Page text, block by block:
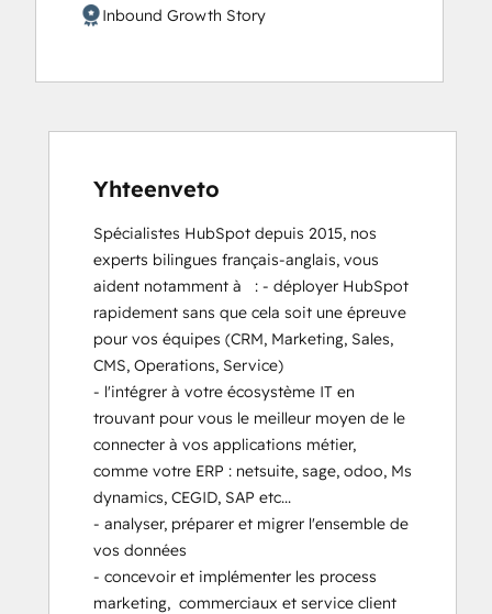
Messaging Tools
HubSpot Reporting
HubSpot Sales Software
HubSpot Solutions Partner
HubSpot Trainer Certification
Inbound Marketing
Inbound Marketing Optimization
Inbound Sales
Marketing Hub Implementation
Objectives-Based Onboarding
Platform Consulting
Revenue Operations
Sales Enablement
Sales Hub Implementation
Salesforce Integration Certification
Service Hub Software
Solutions Architecture Foundations
Inbound Growth Story
Yhteenveto
Spécialistes HubSpot depuis 2015, nos
experts bilingues français-anglais, vous
aident notamment à   : - déployer HubSpot
rapidement sans que cela soit une épreuve
pour vos équipes (CRM, Marketing, Sales,
CMS, Operations, Service)
- l'intégrer à votre écosystème IT en
trouvant pour vous le meilleur moyen de le
connecter à vos applications métier,
comme votre ERP : netsuite, sage, odoo, Ms
dynamics, CEGID, SAP etc...
- analyser, préparer et migrer l'ensemble de
vos données
- concevoir et implémenter les process
marketing,  commerciaux et service client